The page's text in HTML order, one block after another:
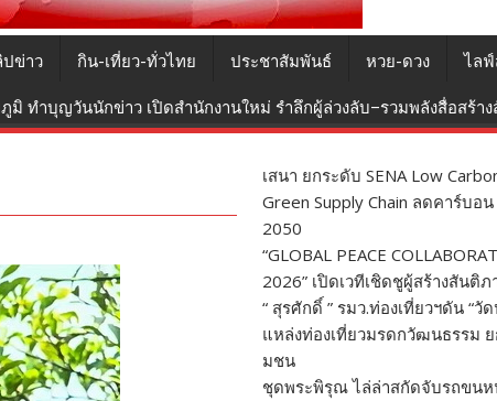
ข่าว กิน-เที่ยว-ทั่วไทย ประชาสัมพันธ์ หวย-ดวง ไลฟ์
ทำบุญวันนักข่าว เปิดสำนักงานใหม่ รำลึกผู้ล่วงลับ–รวมพลังสื่อสร้าง
เสนา ยกระดับ SENA Low
Green Supply Chain ลดคาร์บอ
2050
“GLOBAL PEACE
2026” เปิดเวทีเชิดชูผู้สร้างสันติภ
“ สุรศักดิ์ ” รมว.ท่องเที่ยวฯดัน “วั
แหล่งท่องเที่ยวมรดกวัฒนธรรม
มชน
ชุดพระพิรุณ ไล่ล่าสกัดจับรถขนห